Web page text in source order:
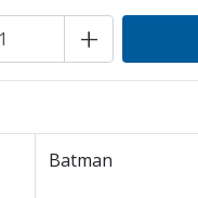
+
Batman